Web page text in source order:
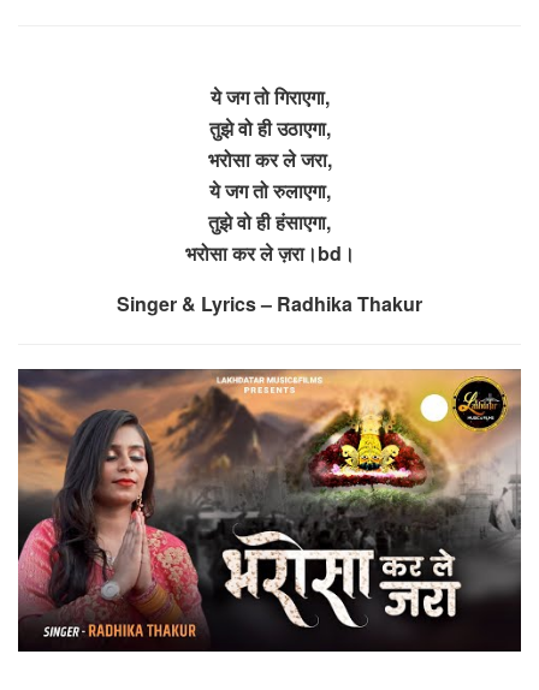
ये जग तो गिराएगा,
तुझे वो ही उठाएगा,
भरोसा कर ले जरा,
ये जग तो रुलाएगा,
तुझे वो ही हंसाएगा,
भरोसा कर ले ज़रा।bd।
Singer & Lyrics – Radhika Thakur